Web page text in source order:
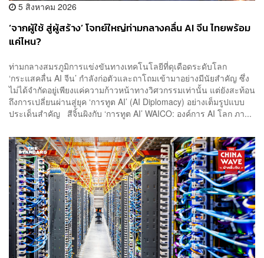
5 สิงหาคม 2026
‘จากผู้ใช้ สู่ผู้สร้าง’ โจทย์ใหญ่ท่ามกลางคลื่น AI จีน ไทยพร้อม
แค่ไหน?
ท่ามกลางสมรภูมิการแข่งขันทางเทคโนโลยีที่ดุเดือดระดับโลก
‘กระแสคลื่น AI จีน’ กำลังก่อตัวและถาโถมเข้ามาอย่างมีนัยสำคัญ ซึ่ง
ไม่ได้จำกัดอยู่เพียงแค่ความก้าวหน้าทางวิศวกรรมเท่านั้น แต่ยังสะท้อน
ถึงการเปลี่ยนผ่านสู่ยุค ‘การทูต AI’ (AI Diplomacy) อย่างเต็มรูปแบบ
ประเด็นสำคัญ สีจิ้นผิงกับ ‘การทูต AI’ WAICO: องค์การ AI โลก ภา...